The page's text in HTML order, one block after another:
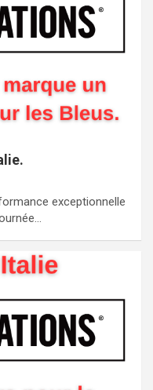
exceptionnelle